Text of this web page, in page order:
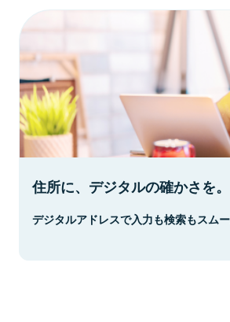
住所に、デジタルの確かさを。
デジタルアドレスで入力も検索もスムー